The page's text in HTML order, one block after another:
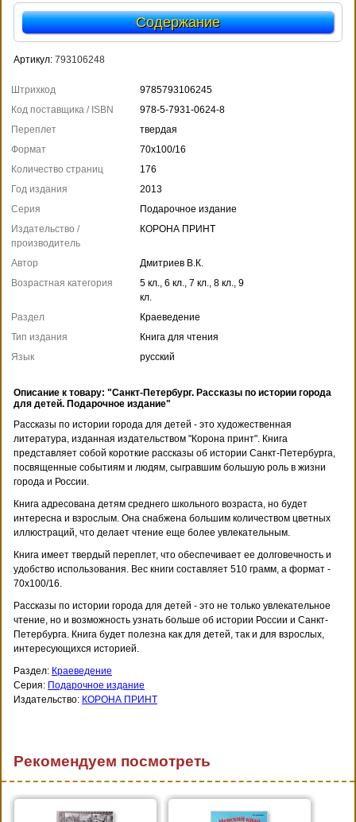
Содержание
Артикул: 793106248
Штрихкод
9785793106245
Код поставщика / ISBN
978-5-7931-0624-8
Переплет
твердая
Формат
70x100/16
Количество страниц
176
Год издания
2013
Серия
Подарочное издание
Издательство /
производитель
КОРОНА ПРИНТ
Автор
Дмитриев В.К.
Возрастная категория
5 кл., 6 кл., 7 кл., 8 кл., 9
кл.
Раздел
Краеведение
Тип издания
Книга для чтения
Язык
русский
Описание к товару: "Санкт-Петербург. Рассказы по истории города
для детей. Подарочное издание"
Рассказы по истории города для детей - это художественная
литература, изданная издательством "Корона принт". Книга
представляет собой короткие рассказы об истории Санкт-Петербурга,
посвященные событиям и людям, сыгравшим большую роль в жизни
города и России.
Книга адресована детям среднего школьного возраста, но будет
интересна и взрослым. Она снабжена большим количеством цветных
иллюстраций, что делает чтение еще более увлекательным.
Книга имеет твердый переплет, что обеспечивает ее долговечность и
удобство использования. Вес книги составляет 510 грамм, а формат -
70x100/16.
Рассказы по истории города для детей - это не только увлекательное
чтение, но и возможность узнать больше об истории России и Санкт-
Петербурга. Книга будет полезна как для детей, так и для взрослых,
интересующихся историей.
Раздел: Краеведение
Серия: Подарочное издание
Издательство: КОРОНА ПРИНТ
Рекомендуем посмотреть